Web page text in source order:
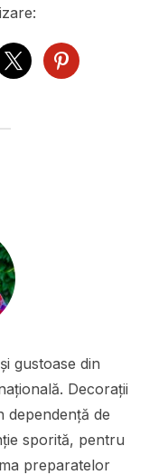
pinterest
gustoase din
Decorații
dependență de
sporită, pentru
preparatelor